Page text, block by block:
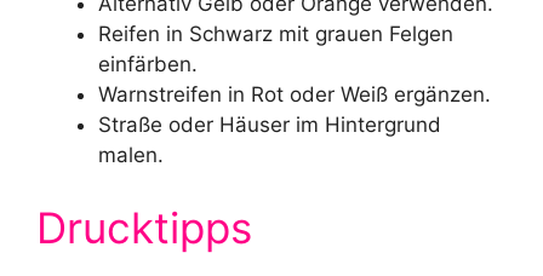
Reifen in Schwarz mit grauen Felgen
einfärben.
Warnstreifen in Rot oder Weiß ergänzen.
Straße oder Häuser im Hintergrund
malen.
Drucktipps